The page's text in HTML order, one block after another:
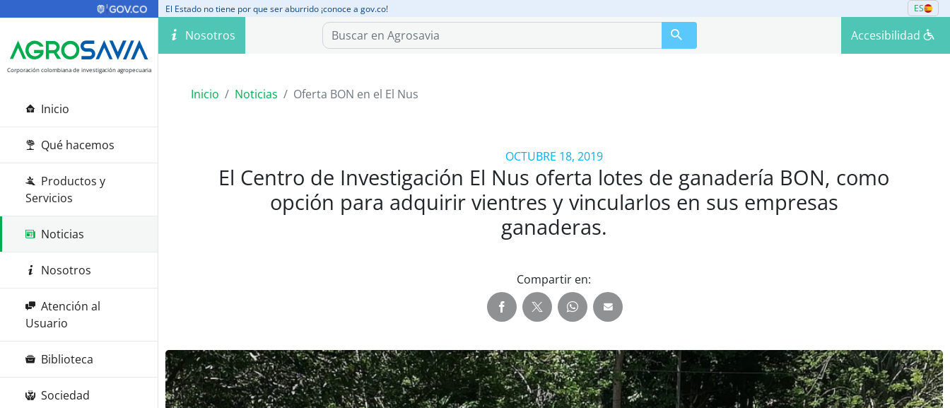
El Estado no tiene por que ser aburrido ¡conoce a gov.co! ES
Corporación colombiana de investigación agropecuaria
Inicio
Qué hacemos
Productos y
Servicios
Noticias
Nosotros
Atención al
Usuario
Biblioteca
Sociedad
Nosotros Accesibilidad
Inicio Noticias Oferta BON en el El Nus
OCTUBRE 18, 2019
El Centro de Investigación El Nus oferta lotes de ganadería BON, como
opción para adquirir vientres y vincularlos en sus empresas
ganaderas.
Compartir en: